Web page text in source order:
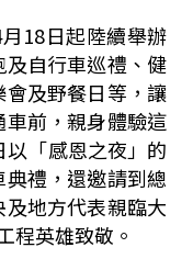
月18日起陸續舉辦
自行車巡禮、健
及野餐日等，讓
前，親身體驗這
以「感恩之夜」的
禮，還邀請到總
地方代表親臨大
程英雄致敬。